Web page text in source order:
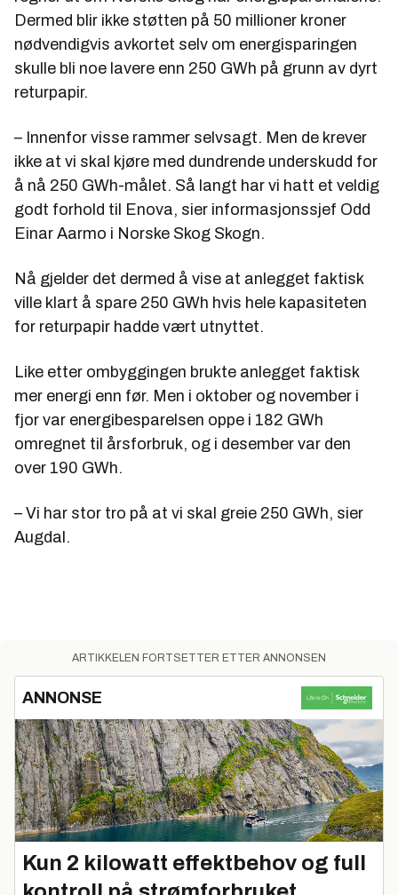
Dermed blir ikke støtten på 50 millioner kroner
nødvendigvis avkortet selv om energisparingen
skulle bli noe lavere enn 250 GWh på grunn av dyrt
returpapir.
– Innenfor visse rammer selvsagt. Men de krever
ikke at vi skal kjøre med dundrende underskudd for
å nå 250 GWh-målet. Så langt har vi hatt et veldig
godt forhold til Enova, sier informasjonssjef Odd
Einar Aarmo i Norske Skog Skogn.
Nå gjelder det dermed å vise at anlegget faktisk
ville klart å spare 250 GWh hvis hele kapasiteten
for returpapir hadde vært utnyttet.
Like etter ombyggingen brukte anlegget faktisk
mer energi enn før. Men i oktober og november i
fjor var energibesparelsen oppe i 182 GWh
omregnet til årsforbruk, og i desember var den
over 190 GWh.
– Vi har stor tro på at vi skal greie 250 GWh, sier
Augdal.
ARTIKKELEN FORTSETTER ETTER ANNONSEN
ANNONSE
Kun 2 kilowatt effektbehov og full